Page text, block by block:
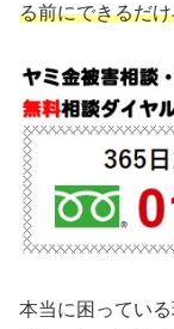
る前にできるだ
本当に困ってい